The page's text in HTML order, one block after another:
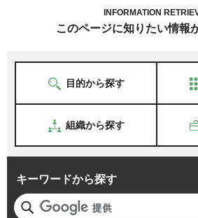
INFORMATION
このページに知りたい情報
目的から探す
組織から探す
キーワードから探す